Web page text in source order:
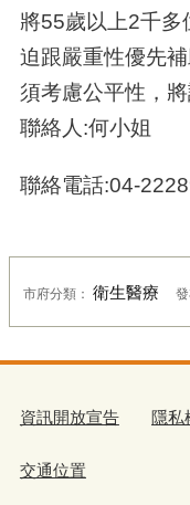
將55歲以上2千多
迫跟嚴重性優先
須考慮公平性，
聯絡人:何小姐
聯絡電話:04-
市府分類： 衛生醫療
資訊開放宣告 隱私
交通位置